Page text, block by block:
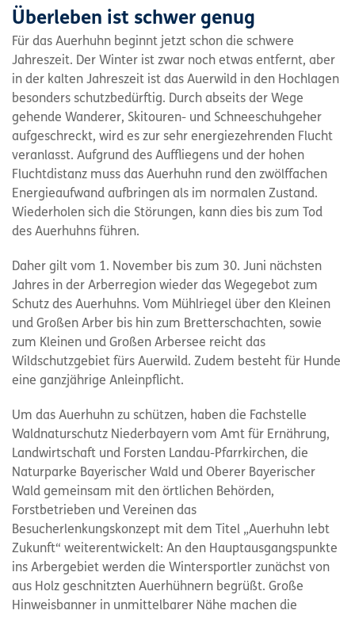
Überleben ist schwer genug
Für das Auerhuhn beginnt jetzt schon die schwere
Jahreszeit. Der Winter ist zwar noch etwas entfernt, aber
in der kalten Jahreszeit ist das Auerwild in den Hochlagen
besonders schutzbedürftig. Durch abseits der Wege
gehende Wanderer, Skitouren- und Schneeschuhgeher
aufgeschreckt, wird es zur sehr energiezehrenden Flucht
veranlasst. Aufgrund des Auffliegens und der hohen
Fluchtdistanz muss das Auerhuhn rund den zwölffachen
Energieaufwand aufbringen als im normalen Zustand.
Wiederholen sich die Störungen, kann dies bis zum Tod
des Auerhuhns führen.
Daher gilt vom 1. November bis zum 30. Juni nächsten
Jahres in der Arberregion wieder das Wegegebot zum
Schutz des Auerhuhns. Vom Mühlriegel über den Kleinen
und Großen Arber bis hin zum Bretterschachten, sowie
zum Kleinen und Großen Arbersee reicht das
Wildschutzgebiet fürs Auerwild. Zudem besteht für Hunde
eine ganzjährige Anleinpflicht.
Um das Auerhuhn zu schützen, haben die Fachstelle
Waldnaturschutz Niederbayern vom Amt für Ernährung,
Landwirtschaft und Forsten Landau-Pfarrkirchen, die
Naturparke Bayerischer Wald und Oberer Bayerischer
Wald gemeinsam mit den örtlichen Behörden,
Forstbetrieben und Vereinen das
Besucherlenkungskonzept mit dem Titel „Auerhuhn lebt
Zukunft“ weiterentwickelt: An den Hauptausgangspunkte
ins Arbergebiet werden die Wintersportler zunächst von
aus Holz geschnitzten Auerhühnern begrüßt. Große
Hinweisbanner in unmittelbarer Nähe machen die